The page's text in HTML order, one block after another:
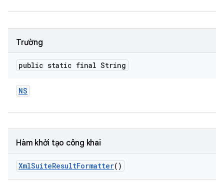
Trường
public static final String
NS
Hàm khởi tạo công khai
XmlSuiteResultFormatter()